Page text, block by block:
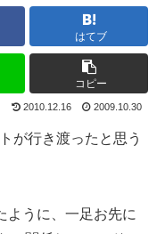
はてブ
コピー
2010.12.16 2009.10.30
が行き渡ったと思う
ように、一足お先に